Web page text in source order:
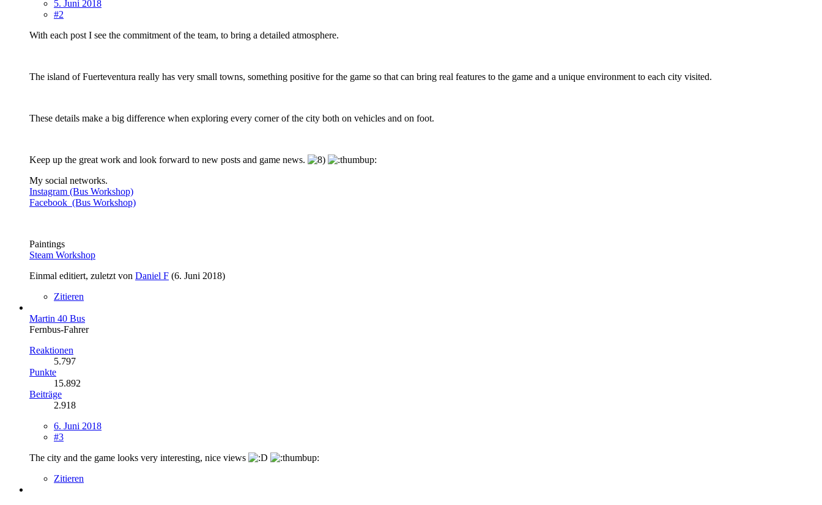
5. Juni 2018
#2
With each post I see the commitment of the team, to bring a detailed atmosphere.
The island of Fuerteventura really has very small towns, something positive for the game so that can bring real features to the game and a unique environment to each city visited.
These details make a big difference when exploring every corner of the city both on vehicles and on foot.
Keep up the great work and look forward to new posts and game news.
My social networks.
Instagram (Bus Workshop)
Facebook (Bus Workshop)
Paintings
Steam Workshop
Einmal editiert, zuletzt von Daniel F (6. Juni 2018)
Zitieren
Martin 40 Bus
Fernbus-Fahrer
Reaktionen
5.797
Punkte
15.892
Beiträge
2.918
6. Juni 2018
#3
The city and the game looks very interesting, nice views
Zitieren